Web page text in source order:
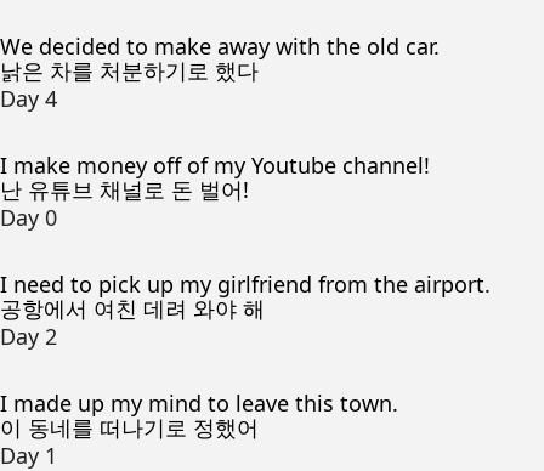
We decided to make away with the old car.
낡은 차를 처분하기로 했다
Day 4
I make money off of my Youtube channel!
난 유튜브 채널로 돈 벌어!
Day 0
I need to pick up my girlfriend from the airport.
공항에서 여친 데려 와야 해
Day 2
I made up my mind to leave this town.
이 동네를 떠나기로 정했어
Day 1